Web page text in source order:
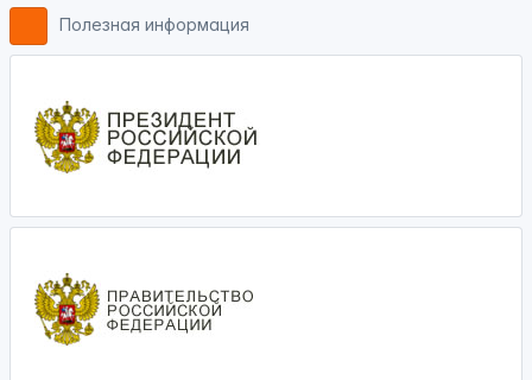
Полезная информация